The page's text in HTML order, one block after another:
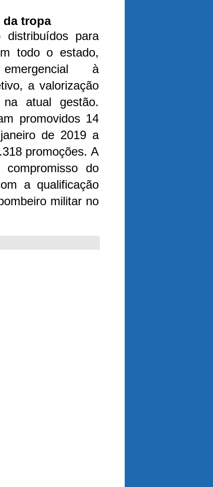
da tropa
distribuídos para
todo o estado,
à
a valorização
atual gestão.
promovidos 14
de 2019 a
promoções. A
do
a qualificação
militar no